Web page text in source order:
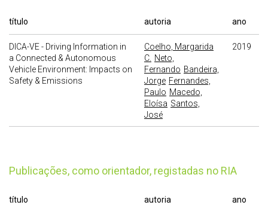
título autoria ano
DICA-VE - Driving Information in
a Connected & Autonomous
Vehicle Environment: Impacts on
Safety & Emissions
Coelho, Margarida
C.
Neto,
Fernando Bandeira,
Jorge Fernandes,
Paulo Macedo,
Eloísa Santos,
José
2019
publicações, como orientador, registadas no RIA
título autoria ano